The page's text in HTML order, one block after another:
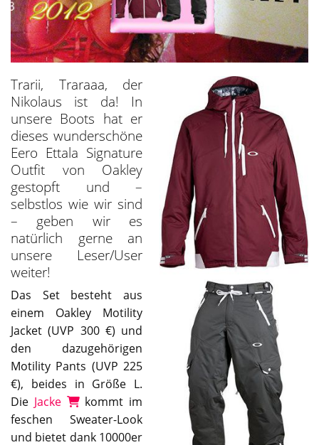
Trarii, Traraaa, der
Nikolaus ist da! In
unsere Boots hat er
dieses wunderschöne
Eero Ettala Signature
Outfit von Oakley
gestopft und –
selbstlos wie wir sind
– geben wir es
natürlich gerne an
unsere Leser/User
weiter!
Das Set besteht aus
einem Oakley Motility
Jacket (UVP 300 €) und
den dazugehörigen
Motility Pants (UVP 225
€), beides in Größe L.
Die Jacke
kommt im
feschen Sweater-Look
und bietet dank 10000er